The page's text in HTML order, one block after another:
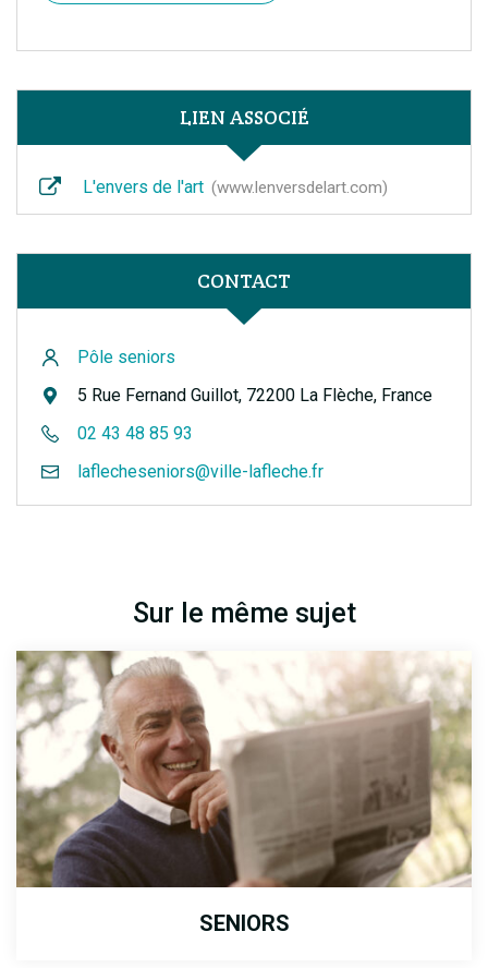
LIEN ASSOCIÉ
L'envers de l'art www.lenversdelart.com
CONTACT
Pôle seniors
5 Rue Fernand Guillot, 72200 La Flèche, France
02 43 48 85 93
laflecheseniors@ville-lafleche.fr
Sur le même sujet
SENIORS